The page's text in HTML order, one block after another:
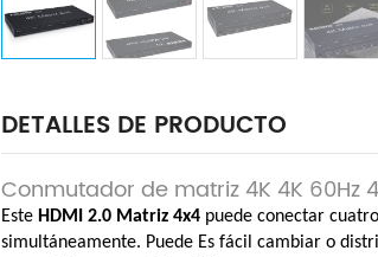
DETALLES DE PRODUCTO
Conmutador de matriz 4K 4K 60Hz
Este HDMI 2.0 Matriz 4x4 puede conectar
simultáneamente. Puede Es fácil cambiar o